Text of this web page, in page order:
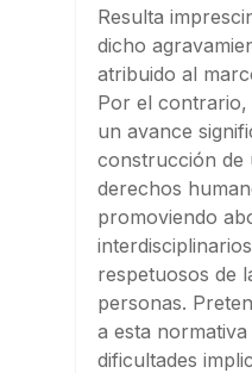
Resulta
dicho
atribuido al
Por el contrario,
un avance
construcción de
derechos
promoviendo
respetuosos de
personas.
a esta
dificultades